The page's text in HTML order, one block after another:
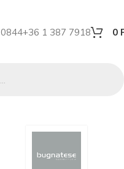
+36 1 387 7918 0